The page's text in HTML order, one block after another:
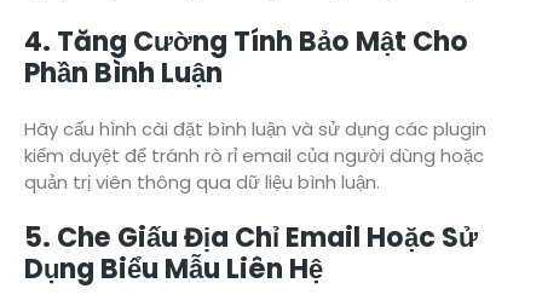
4. Tăng Cường Tính Bảo Mật Cho
Phần Bình Luận
Hãy cấu hình cài đặt bình luận và sử dụng các plugin
kiểm duyệt để tránh rò rỉ email của người dùng hoặc
quản trị viên thông qua dữ liệu bình luận.
5. Che Giấu Địa Chỉ Email Hoặc Sử
Dụng Biểu Mẫu Liên Hệ